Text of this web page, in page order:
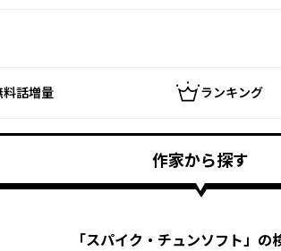
料話増量 ランキング
作家から探す
「スパイク・チュンソフト」の